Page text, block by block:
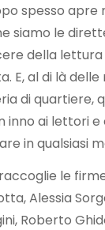
spesso apre
siamo le
della lettura
E, al di là delle
di quartiere,
inno ai lettori e
in qualsiasi
le
Alessia
Roberto